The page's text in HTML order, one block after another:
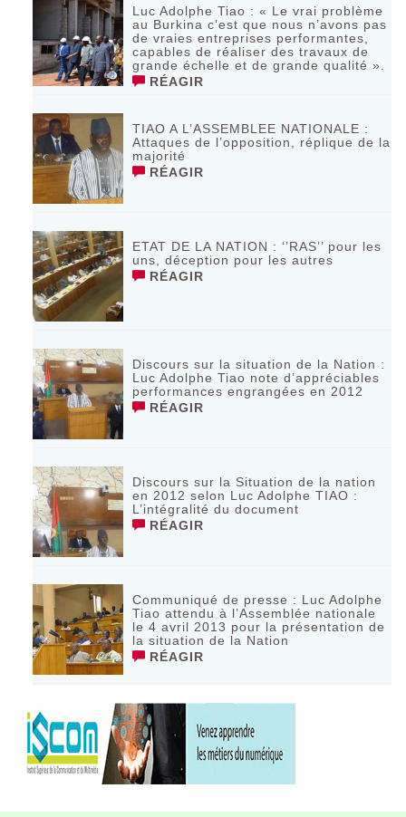
Luc Adolphe Tiao : « Le vrai problème
au Burkina c’est que nous n’avons pas
de vraies entreprises performantes,
capables de réaliser des travaux de
grande échelle et de grande qualité ».
RÉAGIR
TIAO A L’ASSEMBLEE NATIONALE :
Attaques de l’opposition, réplique de la
majorité
RÉAGIR
ETAT DE LA NATION : ‘’RAS’’ pour les
uns, déception pour les autres
RÉAGIR
Discours sur la situation de la Nation :
Luc Adolphe Tiao note d’appréciables
performances engrangées en 2012
RÉAGIR
Discours sur la Situation de la nation
en 2012 selon Luc Adolphe TIAO :
L’intégralité du document
RÉAGIR
Communiqué de presse : Luc Adolphe
Tiao attendu à l’Assemblée nationale
le 4 avril 2013 pour la présentation de
la situation de la Nation
RÉAGIR